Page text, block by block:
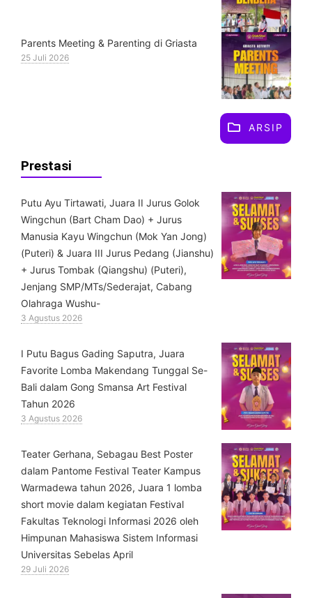
Parents Meeting & Parenting di Griasta
25 Juli 2026
ARSIP
Prestasi
Putu Ayu Tirtawati, Juara II Jurus Golok
Wingchun (Bart Cham Dao) + Jurus
Manusia Kayu Wingchun (Mok Yan Jong)
(Puteri) & ⁠Juara III Jurus Pedang (Jianshu)
+ Jurus Tombak (Qiangshu) (Puteri),
Jenjang SMP/MTs/Sederajat, Cabang
Olahraga Wushu-
3 Agustus 2026
I Putu Bagus Gading Saputra, Juara
Favorite Lomba Makendang Tunggal Se-
Bali dalam Gong Smansa Art Festival
Tahun 2026
3 Agustus 2026
Teater Gerhana, Sebagau Best Poster
dalam Pantome Festival Teater Kampus
Warmadewa tahun 2026, Juara 1 lomba
short movie dalam kegiatan Festival
Fakultas Teknologi Informasi 2026 oleh
Himpunan Mahasiswa Sistem Informasi
Universitas Sebelas April
29 Juli 2026